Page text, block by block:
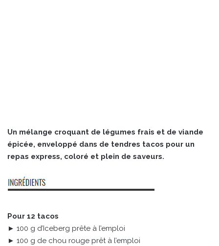
Un mélange croquant de légumes frais et de viande
épicée, enveloppé dans de tendres tacos pour un
repas express, coloré et plein de saveurs.
Pour 12 tacos
► 100 g d’Iceberg prête à l’emploi
► 100 g de chou rouge prêt à l’emploi